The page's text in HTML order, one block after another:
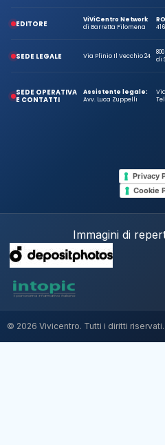
EDITORE
ViViCentro Network
di Barretta Filomena
SEDE LEGALE Via Plinio Il Vecchio 24
di
SEDE OPERATIVA
E CONTATTI
Assistente legale:
Avv. Luca Zuppelli
Privacy
Cookie
Immagini di
© 2026 Vivicentro. Tutti i diritti riservati.